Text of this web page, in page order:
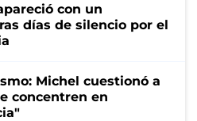
con un
días de silencio por el
Michel cuestionó a
concentren en